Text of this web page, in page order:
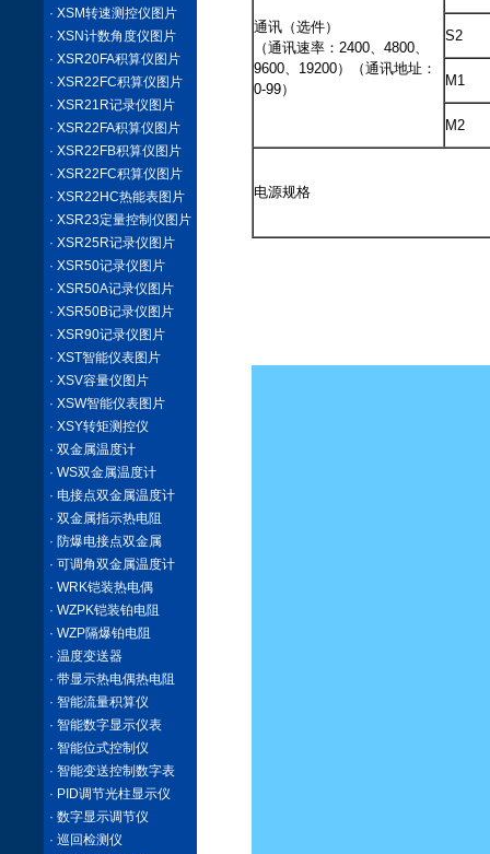
· XSM转速测控仪图片
· XSN计数角度仪图片
· XSR20FA积算仪图片
· XSR22FC积算仪图片
· XSR21R记录仪图片
· XSR22FA积算仪图片
· XSR22FB积算仪图片
· XSR22FC积算仪图片
· XSR22HC热能表图片
· XSR23定量控制仪图片
· XSR25R记录仪图片
· XSR50记录仪图片
· XSR50A记录仪图片
· XSR50B记录仪图片
· XSR90记录仪图片
· XST智能仪表图片
· XSV容量仪图片
· XSW智能仪表图片
· XSY转矩测控仪
· 双金属温度计
· WS双金属温度计
· 电接点双金属温度计
· 双金属指示热电阻
· 防爆电接点双金属
· 可调角双金属温度计
· WRK铠装热电偶
· WZPK铠装铂电阻
· WZP隔爆铂电阻
· 温度变送器
· 带显示热电偶热电阻
· 智能流量积算仪
· 智能数字显示仪表
· 智能位式控制仪
· 智能变送控制数字表
· PID调节光柱显示仪
· 数字显示调节仪
· 巡回检测仪
通讯（选件）
（通讯速率：2400、4800、
9600、19200）（通讯地址：
0-99）
S2
M1
M2
电源规格